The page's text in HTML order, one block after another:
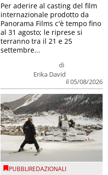
di
Erika David
il 05/08/2026
Per aderire al casting del film
internazionale prodotto da
Panorama Films c'è tempo fino
al 31 agosto; le riprese si
terranno tra il 21 e 25
settembre...
PUBBLIREDAZIONALI